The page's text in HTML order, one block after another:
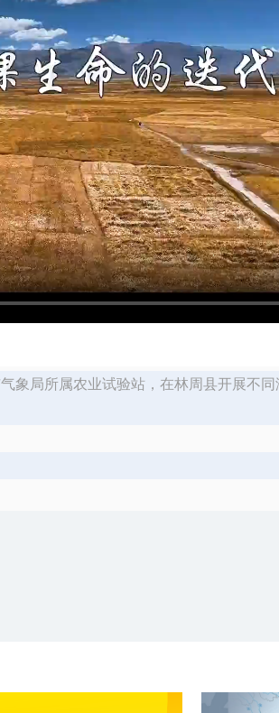
象局所属农业试验站，在林周县开展不